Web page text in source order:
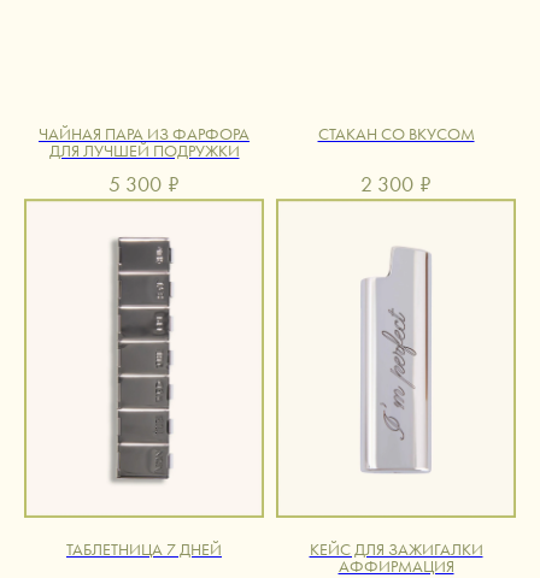
ЧАЙНАЯ ПАРА ИЗ ФАРФОРА
ДЛЯ ЛУЧШЕЙ ПОДРУЖКИ
5 300 ₽
СТАКАН СО ВКУСОМ
2 300 ₽
ТАБЛЕТНИЦА 7 ДНЕЙ
КЕЙС ДЛЯ ЗАЖИГАЛКИ
АФФИРМАЦИЯ